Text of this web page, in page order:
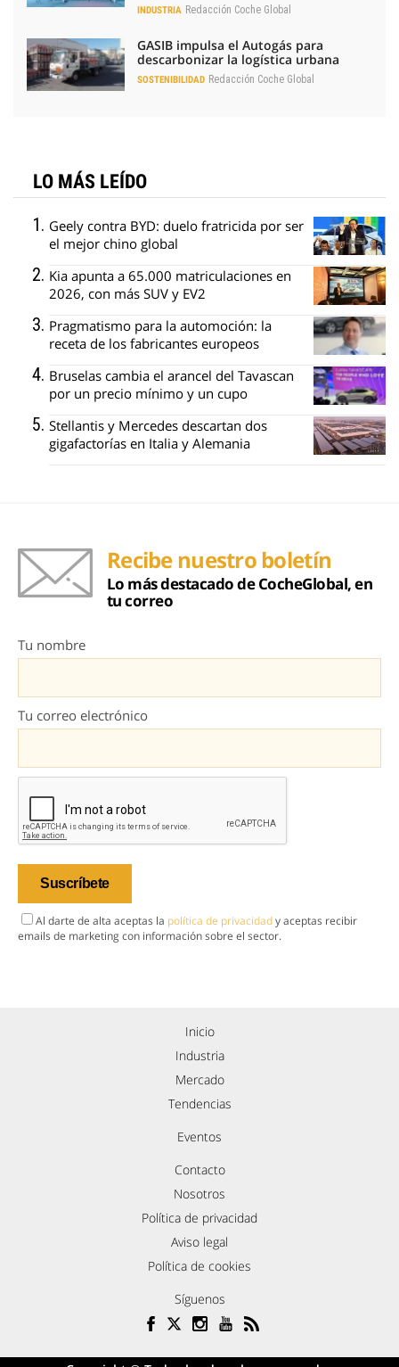
INDUSTRIA Redacción Coche Global
GASIB impulsa el Autogás para
descarbonizar la logística urbana
SOSTENIBILIDAD Redacción Coche Global
LO MÁS LEÍDO
Geely contra BYD: duelo fratricida por ser
el mejor chino global
Kia apunta a 65.000 matriculaciones en
2026, con más SUV y EV2
Pragmatismo para la automoción: la
receta de los fabricantes europeos
Bruselas cambia el arancel del Tavascan
por un precio mínimo y un cupo
Stellantis y Mercedes descartan dos
gigafactorías en Italia y Alemania
Recibe nuestro boletín
Lo más destacado de CocheGlobal, en
tu correo
Tu nombre
Tu correo electrónico
Al darte de alta aceptas la política de privacidady aceptas recibir
emails de marketing con información sobre el sector.
Inicio
Industria
Mercado
Tendencias
Eventos
Contacto
Nosotros
Política de privacidad
Aviso legal
Política de cookies
Síguenos